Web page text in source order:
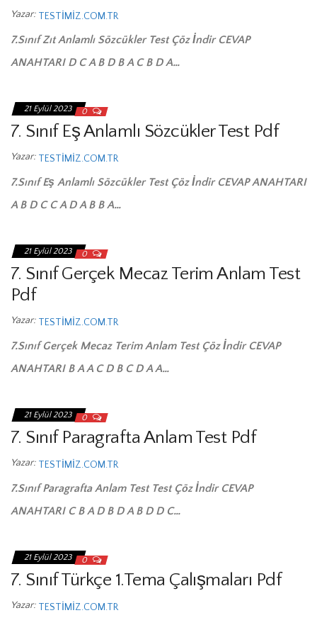
Yazar: TESTIMIZ.COM.TR
7.Sınıf Zıt Anlamlı Sözcükler Test Çöz İndir CEVAP
ANAHTARI D C A B D B A C B D A…
21 Eylül 2023 0
7. Sınıf Eş Anlamlı Sözcükler Test Pdf
Yazar: TESTIMIZ.COM.TR
7.Sınıf Eş Anlamlı Sözcükler Test Çöz İndir CEVAP ANAHTARI
A B D C C A D A B B A…
21 Eylül 2023 0
7. Sınıf Gerçek Mecaz Terim Anlam Test
Pdf
Yazar: TESTIMIZ.COM.TR
7.Sınıf Gerçek Mecaz Terim Anlam Test Çöz İndir CEVAP
ANAHTARI B A A C D B C D A A…
21 Eylül 2023 0
7. Sınıf Paragrafta Anlam Test Pdf
Yazar: TESTIMIZ.COM.TR
7.Sınıf Paragrafta Anlam Test Test Çöz İndir CEVAP
ANAHTARI C B A D B D A B D D C…
21 Eylül 2023 0
7. Sınıf Türkçe 1.Tema Çalışmaları Pdf
Yazar: TESTIMIZ.COM.TR